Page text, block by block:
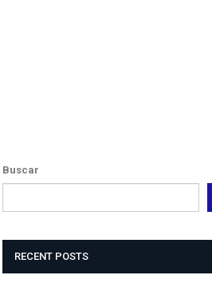
Buscar
RECENT POSTS